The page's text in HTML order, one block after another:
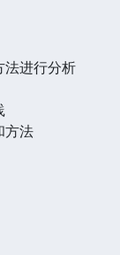
法进行分析
方法